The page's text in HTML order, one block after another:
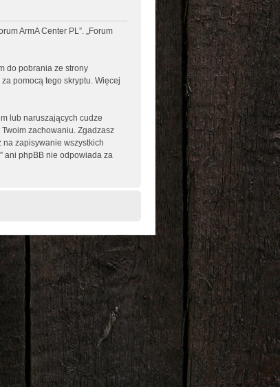
ArmA Center PL”. „Forum
do pobrania ze strony
pomocą tego skryptu. Więcej
lub naruszających cudze
zachowaniu. Zgadzasz
na zapisywanie wszystkich
ani phpBB nie odpowiada za